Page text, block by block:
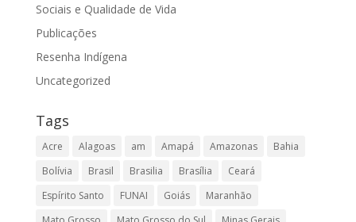
Sociais e Qualidade de Vida
Publicações
Resenha Indígena
Uncategorized
Tags
Acre Alagoas am Amapá Amazonas
Bahia
Bolívia
Brasil Brasilia Brasília
Ceará
Espírito Santo
FUNAI Goiás
Maranhão